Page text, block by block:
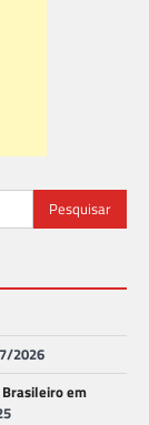
2026
Brasileiro em